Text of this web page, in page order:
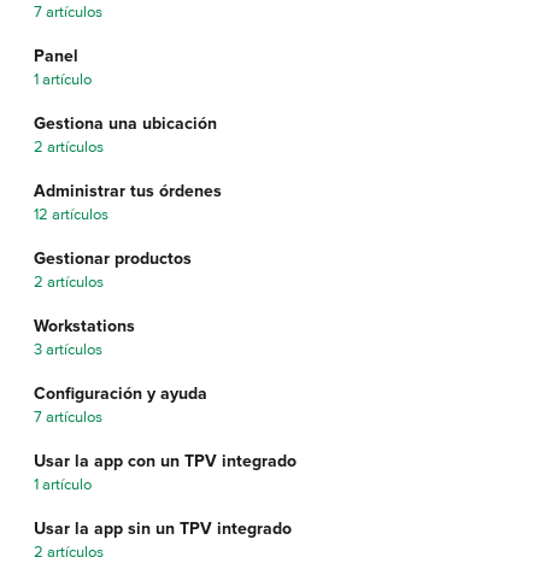
7 artículos
Panel
1 artículo
Gestiona una ubicación
2 artículos
Administrar tus órdenes
12 artículos
Gestionar productos
2 artículos
Workstations
3 artículos
Configuración y ayuda
7 artículos
Usar la app con un TPV integrado
1 artículo
Usar la app sin un TPV integrado
2 artículos